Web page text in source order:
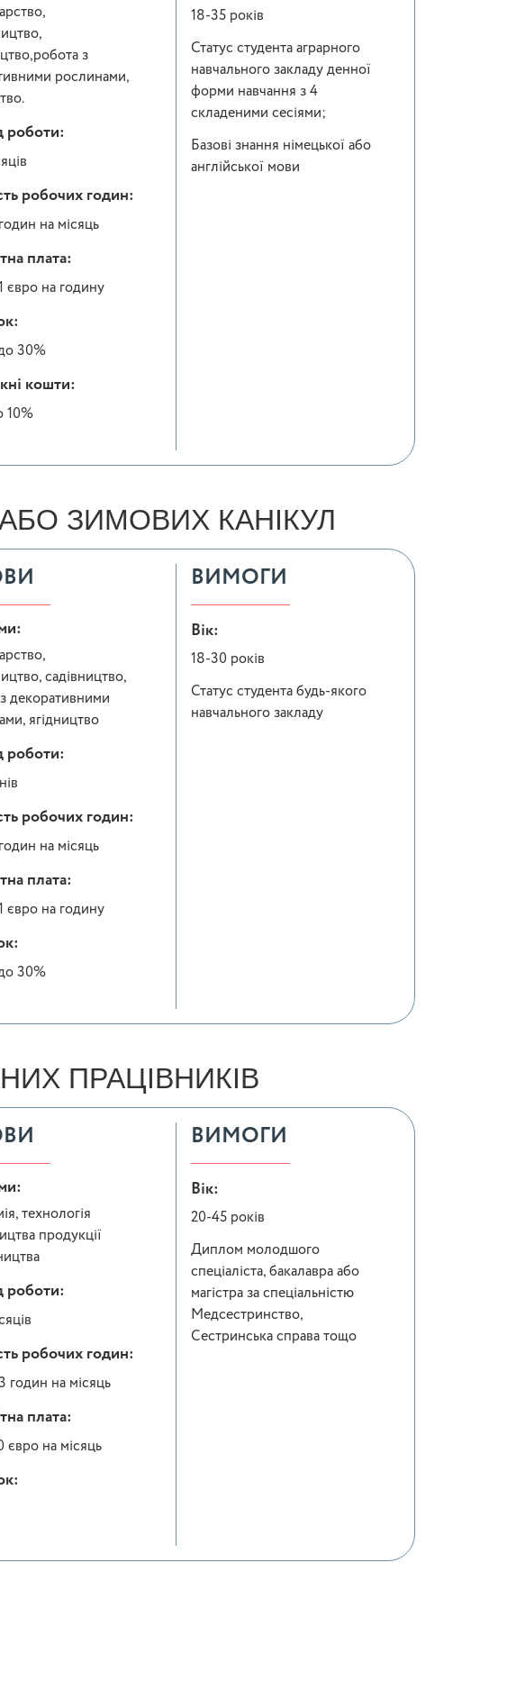
з
рослинами,
роботи:
робочих годин:
на місяць
плата:
євро на годину
30%
кошти:
10%
18-35 років
Статус студента аграрного
навчального закладу денної
форми навчання з 4
складеними сесіями;
Базові знання німецької або
англійської мови
ЗИМОВИХ КАНІКУЛ
садівництво,
декоративними
ягідництво
роботи:
робочих годин:
на місяць
плата:
євро на годину
30%
ВИМОГИ
Вік:
18-30 років
Статус студента будь-якого
навчального закладу
ПРАЦІВНИКІВ
технологія
продукції
роботи:
робочих годин:
годин на місяць
плата:
євро на місяць
ВИМОГИ
Вік:
20-45 років
Диплом молодшого
спеціаліста, бакалавра або
магістра за спеціальністю
Медсестринство,
Сестринська справа тощо